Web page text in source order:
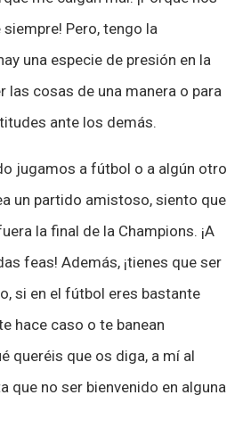
Pero, tengo la
una especie de presión en la
las cosas de una manera o para
ante los demás.
jugamos a fútbol o a algún otro
un partido amistoso, siento que
la final de la Champions. ¡A
feas! Además, ¡tienes que ser
si en el fútbol eres bastante
hace caso o te banean
queréis que os diga, a mí al
que no ser bienvenido en alguna